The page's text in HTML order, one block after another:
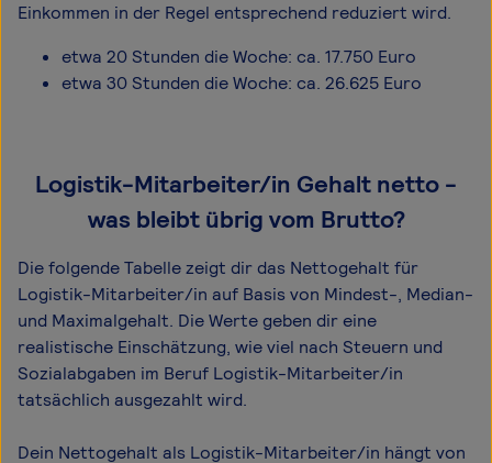
Einkommen in der Regel entsprechend reduziert wird.
etwa 20 Stunden die Woche: ca. 17.750 Euro
etwa 30 Stunden die Woche: ca. 26.625 Euro
Logistik-Mitarbeiter/in Gehalt netto -
was bleibt übrig vom Brutto?
Die folgende Tabelle zeigt dir das Netto­gehalt für
Logistik-Mitarbeiter/in auf Basis von Mindest-, Median-
und Maximal­gehalt. Die Werte geben dir eine
realistische Einschätzung, wie viel nach Steuern und
Sozialabgaben im Beruf Logistik-Mitarbeiter/in
tatsächlich ausgezahlt wird.
Dein Nettogehalt als Logistik-Mitarbeiter/in hängt von